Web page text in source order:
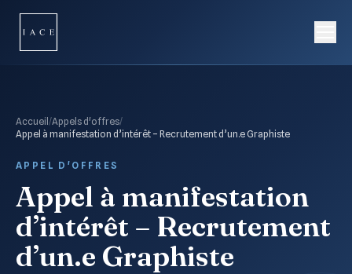
Accueil /Appels d'offres/
Appel à manifestation d’intérêt – Recrutement d’un.e Graphiste
APPEL D'OFFRES
Appel à manifestation
d’intérêt – Recrutement
d’un.e Graphiste